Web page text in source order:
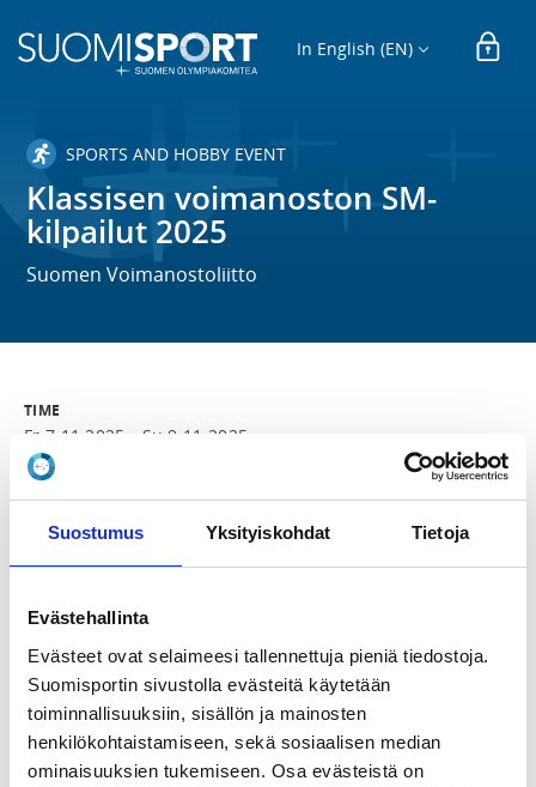
Suostumus Yksityiskohdat Tietoja
Evästehallinta
Evästeet ovat selaimeesi tallennettuja pieniä tiedostoja.
Suomisportin sivustolla evästeitä käytetään
toiminnallisuuksiin, sisällön ja mainosten
henkilökohtaistamiseen, sekä sosiaalisen median
ominaisuuksien tukemiseen. Osa evästeistä on
In English (EN)
SPORTS AND HOBBY EVENT
Klassisen voimanoston SM-
kilpailut 2025
Suomen Voimanostoliitto
TIME
Fr 7.11.2025 - Su 9.11.2025
LOCATION
Totto-halli
LOCALITY
Rovaniemi
SPORTS
Voimanosto ja penkkipunnerrus